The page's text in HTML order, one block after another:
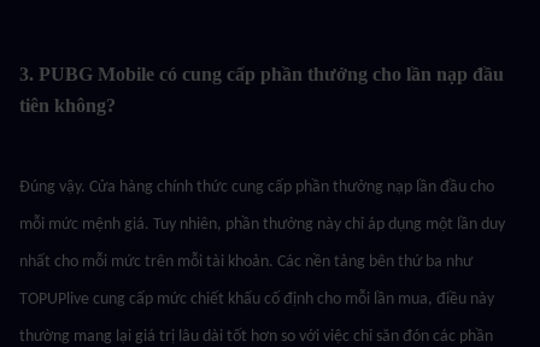
3. PUBG Mobile có cung cấp phần thưởng cho lần nạp đầu
tiên không?
Đúng vậy. Cửa hàng chính thức cung cấp phần thưởng nạp lần đầu cho
mỗi mức mệnh giá. Tuy nhiên, phần thưởng này chỉ áp dụng một lần duy
nhất cho mỗi mức trên mỗi tài khoản. Các nền tảng bên thứ ba như
TOPUPlive cung cấp mức chiết khấu cố định cho mỗi lần mua, điều này
thường mang lại giá trị lâu dài tốt hơn so với việc chỉ săn đón các phần